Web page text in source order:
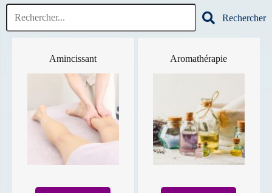
Rechercher
Amincissant Aromathérapie